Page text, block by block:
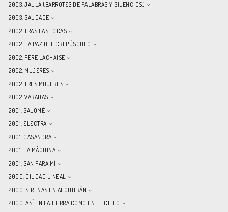
2003. JAULA (BARROTES DE PALABRAS Y SILENCIOS)
2003. SAUDADE
2002. TRAS LAS TOCAS
2002. LA PAZ DEL CREPÚSCULO
2002. PÉRE LACHAISE
2002. MUJERES
2002. TRES MUJERES
2002. VARADAS
2001. SALOMÉ
2001. ELECTRA
2001. CASANDRA
2001. LA MÁQUINA
2001. SAN PARA MÍ
2000. CIUDAD LINEAL
2000. SIRENAS EN ALQUITRÁN
2000. ASÍ EN LA TIERRA COMO EN EL CIELO